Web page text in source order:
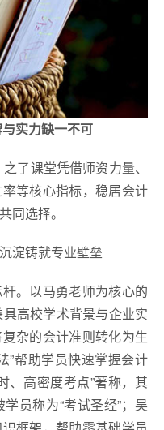
实力缺一不可
了课堂凭借师资力量、
等核心指标，稳居会计
同选择。
淀铸就专业壁垒
。以马勇老师为核心的
高校学术背景与企业实
杂的会计准则转化为生
”帮助学员快速掌握会计
、高密度考点”著称，其
员称为“考试圣经”；吴